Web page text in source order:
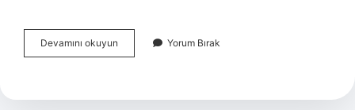
Devamını okuyun Feminizm
Kaça
Yorum Bırak